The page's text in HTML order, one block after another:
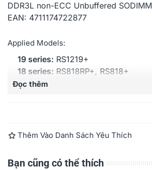
DDR3L non-ECC Unbuffered SODIMM
EAN: 4711174722877
Applied Models:
19 series: RS1219+
18 series: RS818RP+, RS818+
17 series:
Đọc thêm
Thêm Vào Danh Sách Yêu Thích
Bạn cũng có thể thích